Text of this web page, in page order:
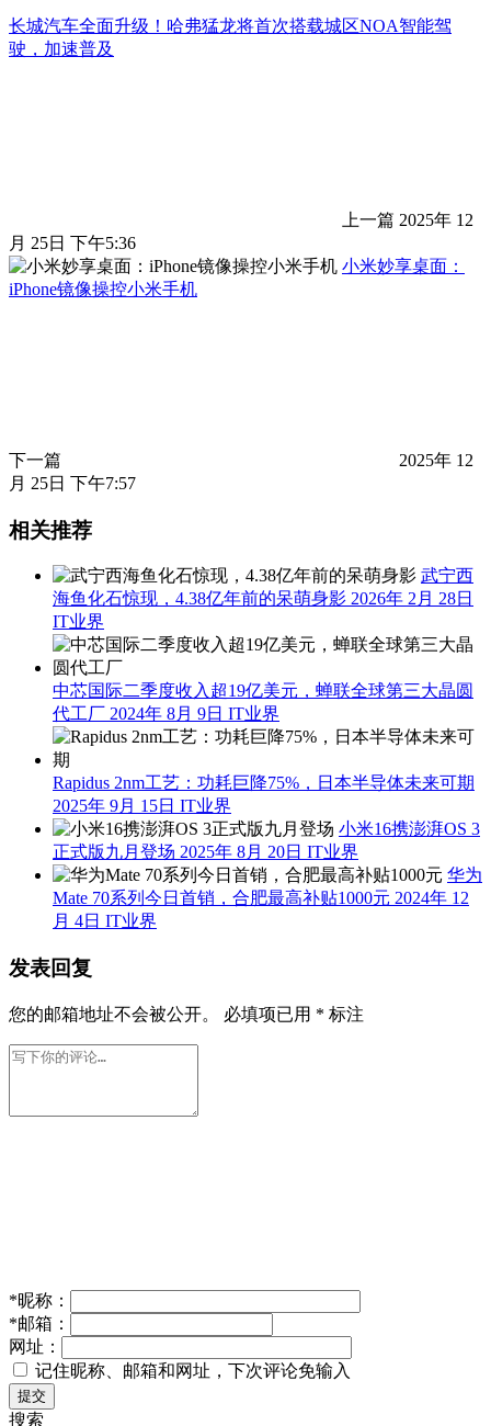
长城汽车全面升级！哈弗猛龙将首次搭载城区NOA智能驾
驶，加速普及
上一篇 2025年 12
月 25日 下午5:36
小米妙享桌面：
iPhone镜像操控小米手机
下一篇
2025年 12
月 25日 下午7:57
相关推荐
武宁西
海鱼化石惊现，4.38亿年前的呆萌身影 2026年 2月 28日
IT业界
中芯国际二季度收入超19亿美元，蝉联全球第三大晶圆
代工厂 2024年 8月 9日 IT业界
Rapidus 2nm工艺：功耗巨降75%，日本半导体未来可期
2025年 9月 15日 IT业界
小米16携澎湃OS 3
正式版九月登场 2025年 8月 20日 IT业界
华为
Mate 70系列今日首销，合肥最高补贴1000元 2024年 12
月 4日 IT业界
发表回复
您的邮箱地址不会被公开。 必填项已用 * 标注
*昵称：
*邮箱：
网址：
记住昵称、邮箱和网址，下次评论免输入
提交
搜索